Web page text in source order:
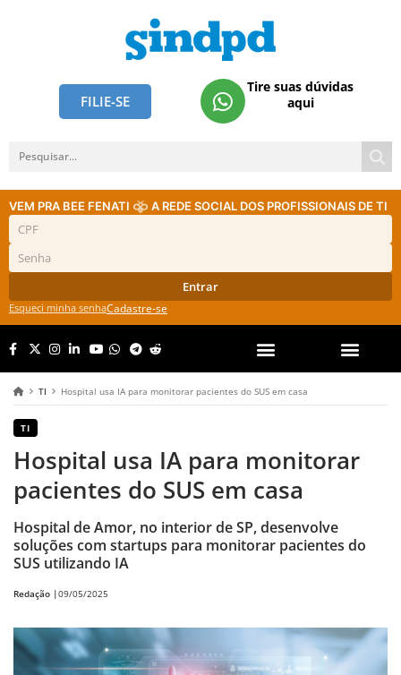
FILIE-SE
Tire suas dúvidas
aqui
VEM PRA BEE FENATI A REDE SOCIAL DOS PROFISSIONAIS DE TI
Entrar
Esqueci minha senhaCadastre-se
TI Hospital usa IA para monitorar pacientes do SUS em casa
TI
Hospital usa IA para monitorar
pacientes do SUS em casa
Hospital de Amor, no interior de SP, desenvolve
soluções com startups para monitorar pacientes do
SUS utilizando IA
Redação |09/05/2025